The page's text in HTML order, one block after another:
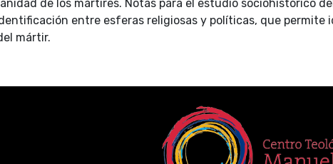
de los mártires. Notas para el estudio sociohistórico
entre esferas religiosas y políticas, que permite
mártir.